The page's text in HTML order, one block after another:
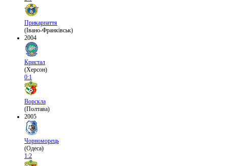
Прикарпаття
(Івано-Франківськ)
2004
Кристал
(Херсон)
0:1
Ворскла
(Полтава)
2005
Чорноморець
(Одеса)
1:2